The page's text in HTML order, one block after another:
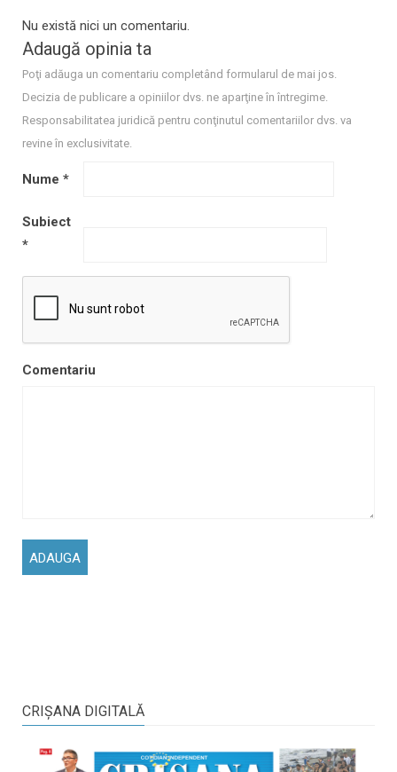
Nu există nici un comentariu.
Adaugă opinia ta
Poţi adăuga un comentariu completând formularul de mai jos.
Decizia de publicare a opiniilor dvs. ne aparţine în întregime.
Responsabilitatea juridică pentru conţinutul comentariilor dvs. va
revine în exclusivitate.
Nume *
Subiect
*
Comentariu
CRIŞANA DIGITALĂ